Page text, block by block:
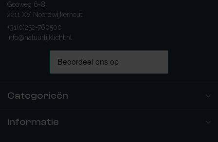
Gooweg 6-8
2211 XV Noordwijkerhout
+31(0)252-760500
info@natuurlijklicht.nl
Categorieën
Informatie